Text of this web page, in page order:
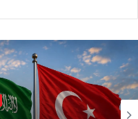
الهندي رغبة واضحة
وسط بيئة تجارية
الحمائي المزداد من